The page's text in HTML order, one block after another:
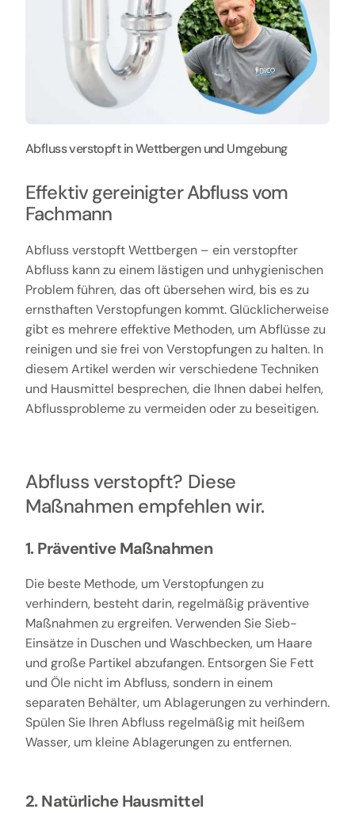
Abfluss verstopft in Wettbergen und Umgebung
Effektiv gereinigter Abfluss vom
Fachmann
Abfluss verstopft Wettbergen – ein verstopfter
Abfluss kann zu einem lästigen und unhygienischen
Problem führen, das oft übersehen wird, bis es zu
ernsthaften Verstopfungen kommt. Glücklicherweise
gibt es mehrere effektive Methoden, um Abflüsse zu
reinigen und sie frei von Verstopfungen zu halten. In
diesem Artikel werden wir verschiedene Techniken
und Hausmittel besprechen, die Ihnen dabei helfen,
Abflussprobleme zu vermeiden oder zu beseitigen.
Abfluss verstopft? Diese
Maßnahmen empfehlen wir.
1. Präventive Maßnahmen
Die beste Methode, um Verstopfungen zu
verhindern, besteht darin, regelmäßig präventive
Maßnahmen zu ergreifen. Verwenden Sie Sieb-
Einsätze in Duschen und Waschbecken, um Haare
und große Partikel abzufangen. Entsorgen Sie Fett
und Öle nicht im Abfluss, sondern in einem
separaten Behälter, um Ablagerungen zu verhindern.
Spülen Sie Ihren Abfluss regelmäßig mit heißem
Wasser, um kleine Ablagerungen zu entfernen.
2. Natürliche Hausmittel